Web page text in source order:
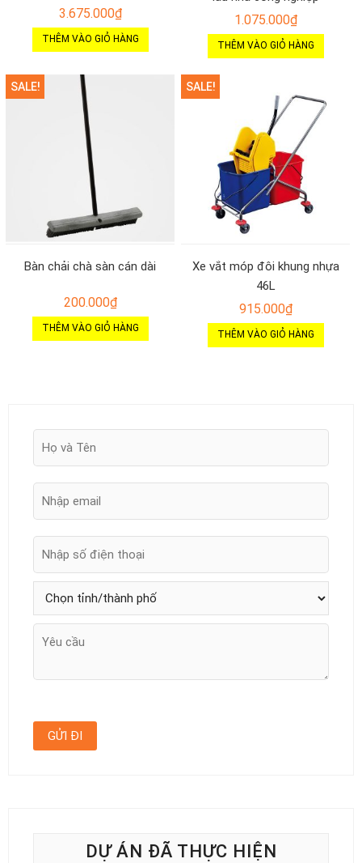
3.675.000₫
THÊM VÀO GIỎ HÀNG
1.075.000₫
THÊM VÀO GIỎ HÀNG
SALE!
Bàn chải chà sàn cán dài
200.000₫
THÊM VÀO GIỎ HÀNG
SALE!
Xe vắt móp đôi khung nhựa
46L
915.000₫
THÊM VÀO GIỎ HÀNG
DỰ ÁN ĐÃ THỰC HIỆN